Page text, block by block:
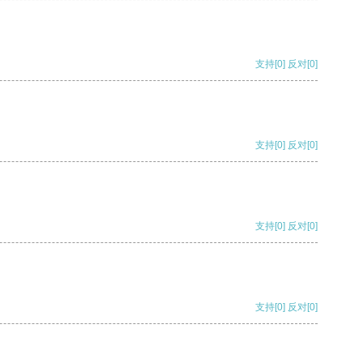
支持[0] 反对[0]
支持[0] 反对[0]
支持[0] 反对[0]
支持[0] 反对[0]